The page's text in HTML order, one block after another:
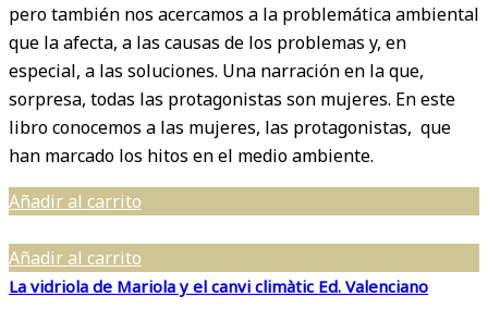
pero también nos acercamos a la problemática ambiental
que la afecta, a las causas de los problemas y, en
especial, a las soluciones. Una narración en la que,
sorpresa, todas las protagonistas son mujeres. En este
libro conocemos a las mujeres, las protagonistas, que
han marcado los hitos en el medio ambiente.
Añadir al carrito
Añadir al carrito
La vidriola de Mariola y el canvi climàtic Ed. Valenciano